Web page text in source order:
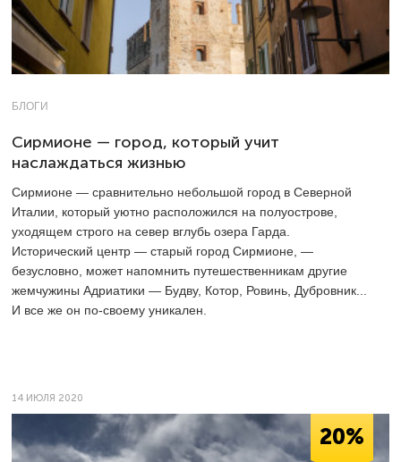
БЛОГИ
Сирмионе — город, который учит
наслаждаться жизнью
Сирмионе — сравнительно небольшой город в Северной
Италии, который уютно расположился на полуострове,
уходящем строго на север вглубь озера Гарда.
Исторический центр — старый город Сирмионе, —
безусловно, может напомнить путешественникам другие
жемчужины Адриатики — Будву, Котор, Ровинь, Дубровник...
И все же он по-своему уникален.
14 ИЮЛЯ 2020
20%